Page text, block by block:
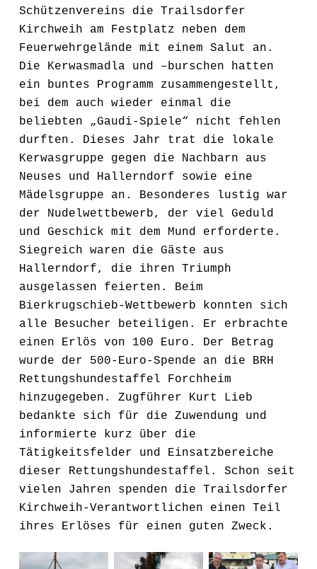
Schützenvereins die Trailsdorfer
Kirchweih am Festplatz neben dem
Feuerwehrgelände mit einem Salut an.
Die Kerwasmadla und –burschen hatten
ein buntes Programm zusammengestellt,
bei dem auch wieder einmal die
beliebten „Gaudi-Spiele“ nicht fehlen
durften. Dieses Jahr trat die lokale
Kerwasgruppe gegen die Nachbarn aus
Neuses und Hallerndorf sowie eine
Mädelsgruppe an. Besonderes lustig war
der Nudelwettbewerb, der viel Geduld
und Geschick mit dem Mund erforderte.
Siegreich waren die Gäste aus
Hallerndorf, die ihren Triumph
ausgelassen feierten. Beim
Bierkrugschieb-Wettbewerb konnten sich
alle Besucher beteiligen. Er erbrachte
einen Erlös von 100 Euro. Der Betrag
wurde der 500-Euro-Spende an die BRH
Rettungshundestaffel Forchheim
hinzugegeben. Zugführer Kurt Lieb
bedankte sich für die Zuwendung und
informierte kurz über die
Tätigkeitsfelder und Einsatzbereiche
dieser Rettungshundestaffel. Schon seit
vielen Jahren spenden die Trailsdorfer
Kirchweih-Verantwortlichen einen Teil
ihres Erlöses für einen guten Zweck.